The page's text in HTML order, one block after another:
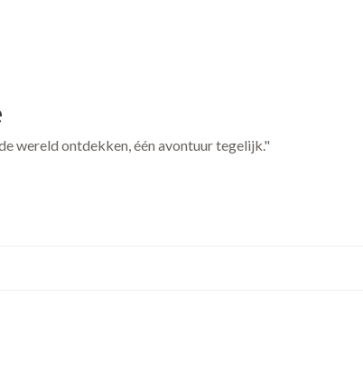
wereld ontdekken, één avontuur tegelijk."